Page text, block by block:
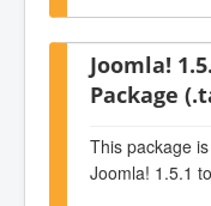
Joomla!
Package
This package
Joomla! 1.5.1